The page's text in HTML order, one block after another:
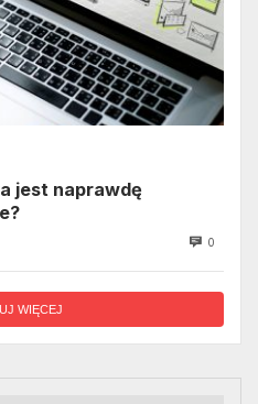
jest naprawdę
0
WIĘCEJ